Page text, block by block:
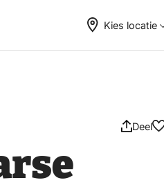
Kies locatie
Deel